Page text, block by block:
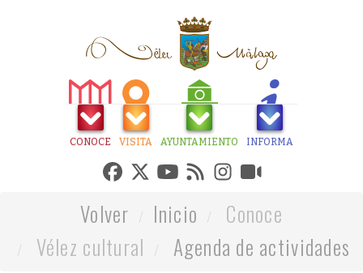
CONOCE VISITA AYUNTAMIENTO INFORMA
Volver Inicio
Conoce
Vélez cultural
Agenda de actividades